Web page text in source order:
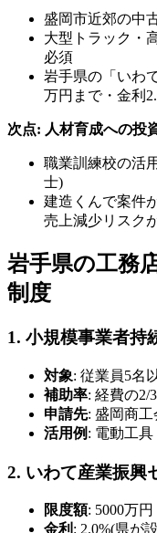
盛岡市近郊の中
大型トラック・
必須
岩手県の「いわ
万円まで・金利
次点: 人材育成への投
職業訓練校の活
士)
建造くんで案件
売上減少リスク
岩手県の工務
制度
1. 小規模事業者持
対象: 従業員5名
補助率: 経費の2/3
申請先: 盛岡商工
活用例 : 電動工
2. いわて産業振興
限度額: 5000万円
金利 : 2.0%(県が